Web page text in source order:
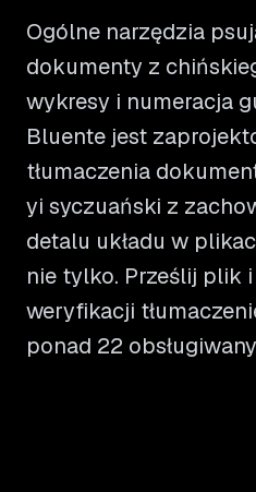
Ogólne narzędzia
dokumenty z
wykresy i numeracja
Bluente jest
tłumaczenia
yi syczuański z
detalu układu w
nie tylko. Prześlij plik
weryfikacji
ponad 22